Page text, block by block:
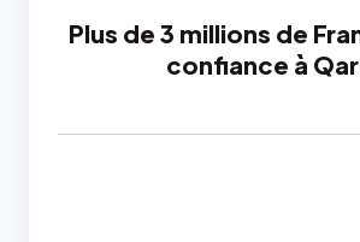
Plus de 3 millions de
confiance à